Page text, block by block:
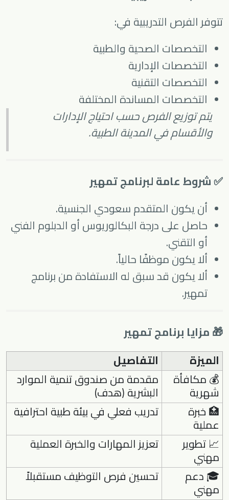
تتوفر الفرص التدريبية في:
التخصصات الصحية والطبية
التخصصات الإدارية
التخصصات التقنية
التخصصات المساندة المختلفة
يتم توزيع الفرص حسب احتياج الإدارات
والأقسام في المدينة الطبية.
✅ شروط عامة لبرنامج تمهير
أن يكون المتقدم سعودي الجنسية.
حاصل على درجة البكالوريوس أو الدبلوم الفني
أو التقني.
ألا يكون موظفًا حالياً.
ألا يكون قد سبق له الاستفادة من برنامج
تمهير.
🎁 مزايا برنامج تمهير
الميزة
التفاصيل
💰 مكافأة
شهرية
مقدمة من صندوق تنمية الموارد
البشرية (هدف)
🏥 خبرة
عملية
تدريب فعلي في بيئة طبية احترافية
📈 تطوير
مهني
تعزيز المهارات والخبرة العملية
🎓 دعم
مهني
تحسين فرص التوظيف مستقبلاً